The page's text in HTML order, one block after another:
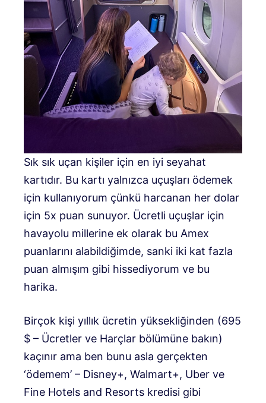
Sık sık uçan kişiler için en iyi seyahat
kartıdır. Bu kartı yalnızca uçuşları ödemek
için kullanıyorum çünkü harcanan her dolar
için 5x puan sunuyor. Ücretli uçuşlar için
havayolu millerine ek olarak bu Amex
puanlarını alabildiğimde, sanki iki kat fazla
puan almışım gibi hissediyorum ve bu
harika.
Birçok kişi yıllık ücretin yüksekliğinden (695
$ – Ücretler ve Harçlar bölümüne bakın)
kaçınır ama ben bunu asla gerçekten
‘ödemem’ – Disney+, Walmart+, Uber ve
Fine Hotels and Resorts kredisi gibi